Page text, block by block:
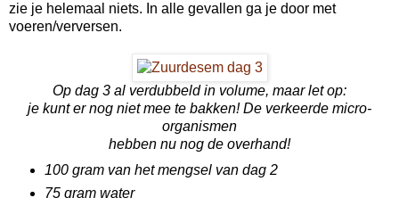
zie je helemaal niets. In alle gevallen ga je door met
voeren/verversen.
Op dag 3 al verdubbeld in volume, maar let op:
je kunt er nog niet mee te bakken! De verkeerde micro-
organismen
hebben nu nog de overhand!
100 gram van het mengsel van dag 2
75 gram water